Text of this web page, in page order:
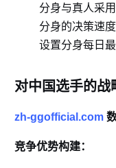
分身与真人采
分身的决策速
设置分身每日
对中国选手的战
zh-ggofficial.com
竞争优势构建：